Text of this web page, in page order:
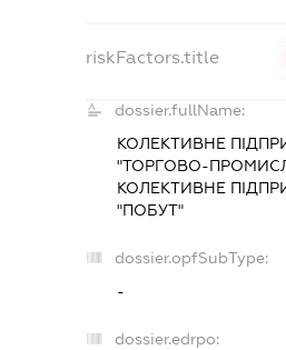
riskFactors.title
dossier.fullName:
КОЛЕКТИВНЕ
"ТОРГОВО-
КОЛЕКТИВНЕ
"ПОБУТ"
dossier.opfSubType:
-
dossier.edrpo: